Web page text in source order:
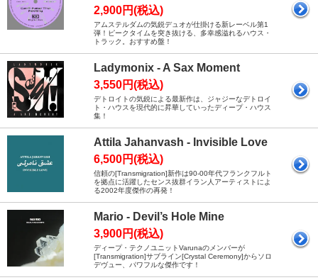
2,900円(税込)
アムステルダムの気鋭デュオが仕掛ける新レーベル第1
弾！ピークタイムを突き抜ける、多幸感溢れるハウス・
トラック。おすすめ盤！
Ladymonix - A Sax Moment
3,550円(税込)
デトロイトの気鋭による最新作は、ジャジーなデトロイ
ト・ハウスを現代的に昇華していったディープ・ハウス
集！
Attila Jahanvash - Invisible Love
6,500円(税込)
信頼の[Transmigration]新作は90-00年代フランクフルト
を拠点に活躍したセンス抜群イラン人アーティストによ
る2002年度傑作の再発！
Mario - Devil’s Hole Mine
3,900円(税込)
ディープ・テクノユニットVarunaのメンバーが
[Transmigration]サブライン[Crystal Ceremony]からソロ
デヴュー、パワフルな傑作です！